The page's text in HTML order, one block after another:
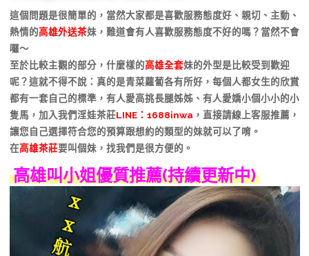
這個問題是很簡單的，當然大家都是喜歡服務態度好、親切、主動、
熱情的高雄外送茶妹，難道會有人喜歡服務態度不好的嗎？當然不會
囉～
至於比較主觀的部分，什麼樣的高雄全套妹的外型是比較受到歡迎
呢？這就不得不說：真的是青菜蘿蔔各有所好，每個人都女生的欣賞
都有一套自己的標準，有人愛高挑長腿姊姊、有人愛嬌小個小小的小
隻馬，加入我們淫娃茶莊LINE：1688inwa ，直接請線上客服推薦，
讓您自己選擇符合您的預算跟想約的類型的妹就可以了唷。
在高雄茶莊要叫個妹，找我們是很方便的。
高雄叫小姐優質推薦(持續更新中)